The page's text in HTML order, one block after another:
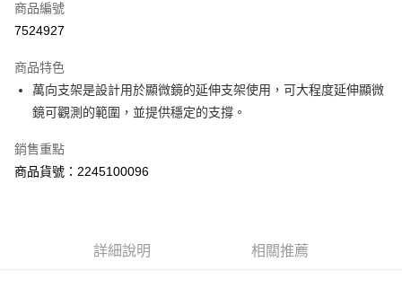
ATM付款
郵寄到府(台灣本島適用)
每筆NT$100，滿NT$2,000(含以上)免運費
台灣離島寄送(基本運費100元+離島加收80元)
每筆NT$180，滿NT$2,000(含以上)免運費
商品編號
7524927
商品特色
萬向支架是設計用於顯微鏡的延伸支架使用，可大程度延伸顯微
鏡可觀測的範圍，並提供穩定的支撐。
銷售重點
商品貨號：2245100096
詳細說明 相關推薦